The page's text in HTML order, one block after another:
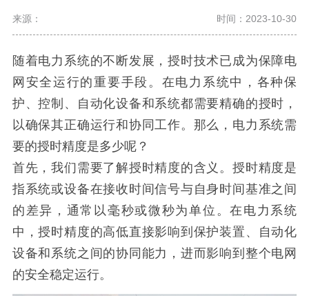
来源： 时间：2023-10-30
随着电力系统的不断发展，授时技术已成为保障电
网安全运行的重要手段。在电力系统中，各种保
护、控制、自动化设备和系统都需要精确的授时，
以确保其正确运行和协同工作。那么，电力系统需
要的授时精度是多少呢？
首先，我们需要了解授时精度的含义。授时精度是
指系统或设备在接收时间信号与自身时间基准之间
的差异，通常以毫秒或微秒为单位。在电力系统
中，授时精度的高低直接影响到保护装置、自动化
设备和系统之间的协同能力，进而影响到整个电网
的安全稳定运行。